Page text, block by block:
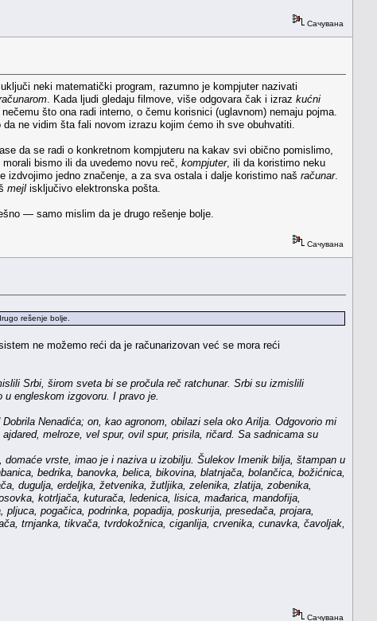
Сачувана
neki matematički program, razumno je kompjuter nazivati
. Kada ljudi gledaju filmove, više odgovara čak i izraz kućni
što ona radi interno, o čemu korisnici (uglavnom) nemaju pojma.
ne vidim šta fali novom izrazu kojim ćemo ih sve obuhvatiti.
da se radi o konkretnom kompjuteru na kakav svi obično pomislimo,
bismo ili da uvedemo novu reč, kompjuter, ili da koristimo neku
izdvojimo jedno značenje, a za sva ostala i dalje koristimo naš računar.
mejl isključivo elektronska pošta.
— samo mislim da je drugo rešenje bolje.
Сачувана
rešenje bolje.
ne možemo reći da je računarizovan već se mora reći
Srbi, širom sveta bi se pročula reč ratchunar. Srbi su izmislili
engleskom izgovoru. I pravo je.
Nenadića; on, kao agronom, obilazi sela oko Arilja. Odgovorio mi
melroze, vel spur, ovil spur, prisila, ričard. Sa sadnicama su
vrste, imao je i naziva u izobilju. Šulekov Imenik bilja, štampan u
bedrika, banovka, belica, bikovina, blatnjača, bolančica, božićnica,
dugulja, erdeljka, žetvenika, žutljika, zelenika, zlatija, zobenika,
kotrljača, kuturača, ledenica, lisica, mađarica, mandofija,
pogačica, podrinka, popadija, poskurija, presedača, projara,
trnjanka, tikvača, tvrdokožnica, ciganlija, crvenika, cunavka, čavoljak,
Сачувана